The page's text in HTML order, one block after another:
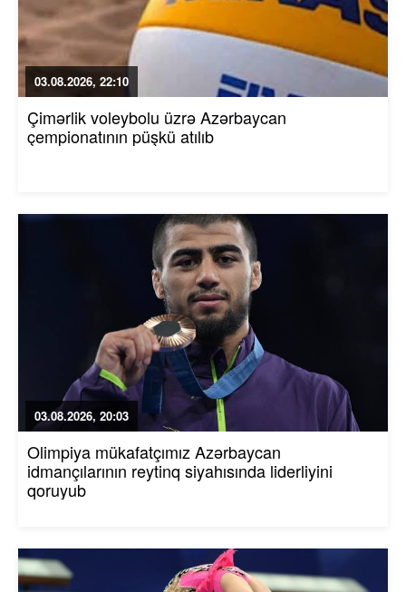
03.08.2026, 22:10
Çimərlik voleybolu üzrə Azərbaycan
çempionatının püşkü atılıb
03.08.2026, 20:03
Olimpiya mükafatçımız Azərbaycan
idmançılarının reytinq siyahısında liderliyini
qoruyub